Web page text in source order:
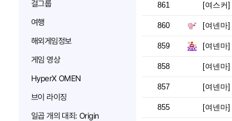
걸그룹
여행
해외게임정보
게임 영상
HyperX OMEN
브이 라이징
일곱 개의 대죄: Origin
861 [여스커]
860 [여넨마]
859 [여넨마]
858 [여넨마]
857 [여넨마]
855 [여넨마]